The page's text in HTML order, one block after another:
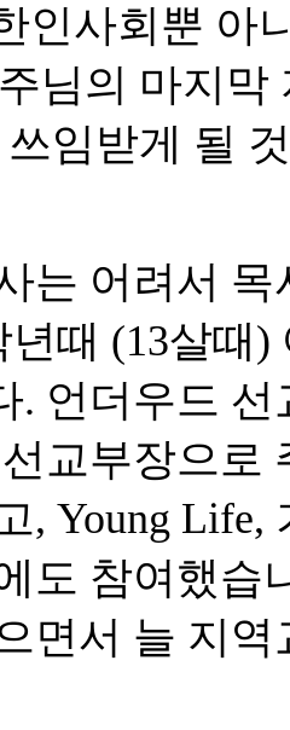
인사회뿐 아
님의 마지
임받게 될
는 어려서
년때 (13살때
. 언더우드
교부장으로
, Young
도 참여했습
면서 늘 지